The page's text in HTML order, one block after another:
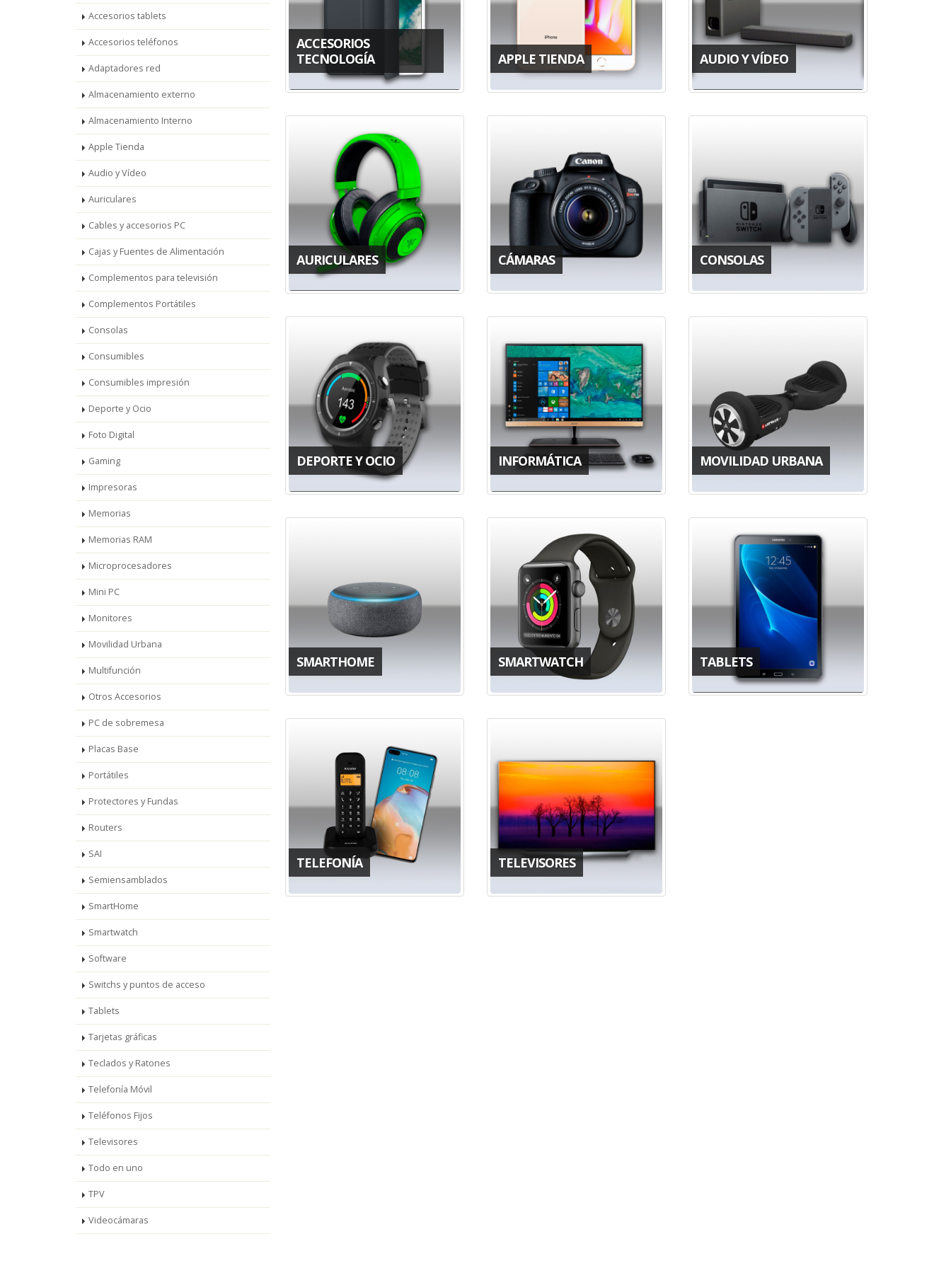
Accesorios tablets
Accesorios teléfonos
Adaptadores red
Almacenamiento externo
Almacenamiento Interno
Apple Tienda
Audio y Vídeo
Auriculares
Cables y accesorios PC
Cajas y Fuentes de Alimentación
Complementos para televisión
Complementos Portátiles
Consolas
Consumibles
Consumibles impresión
Deporte y Ocio
Foto Digital
Gaming
Impresoras
Memorias
Memorias RAM
Microprocesadores
Mini PC
Monitores
Movilidad Urbana
Multifunción
Otros Accesorios
PC de sobremesa
Placas Base
Portátiles
Protectores y Fundas
Routers
SAI
Semiensamblados
SmartHome
Smartwatch
Software
Switchs y puntos de acceso
Tablets
Tarjetas gráficas
Teclados y Ratones
Telefonía Móvil
Teléfonos Fijos
Televisores
Todo en uno
TPV
Videocámaras
ACCESORIOS
TECNOLOGÍA
APPLE TIENDA AUDIO Y VÍDEO
AURICULARES CÁMARAS CONSOLAS
DEPORTE Y OCIO INFORMÁTICA MOVILIDAD URBANA
SMARTHOME SMARTWATCH TABLETS
TELEFONÍA TELEVISORES